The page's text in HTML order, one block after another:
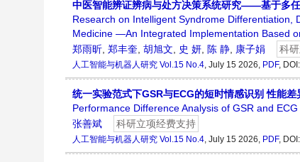
中医智能辨证辨病与处方决策系统研究——基于多
Research on Intelligent Syndrome Differentiation,
Medicine —An Integrated Implementation Based
郑雨昕, 郑丰奎, 胡旭文, 史 妍, 陈 静, 康子娟 科
人工智能与机器人研究 Vol.15 No.4, July 15 2026, PDF, DOI:
统一实验范式下GSR与ECG的短时情感识别 性能差
Performance Difference Analysis of GSR and
张善斌
科研立项经费支持
人工智能与机器人研究 Vol.15 No.4, July 15 2026, PDF, DOI: